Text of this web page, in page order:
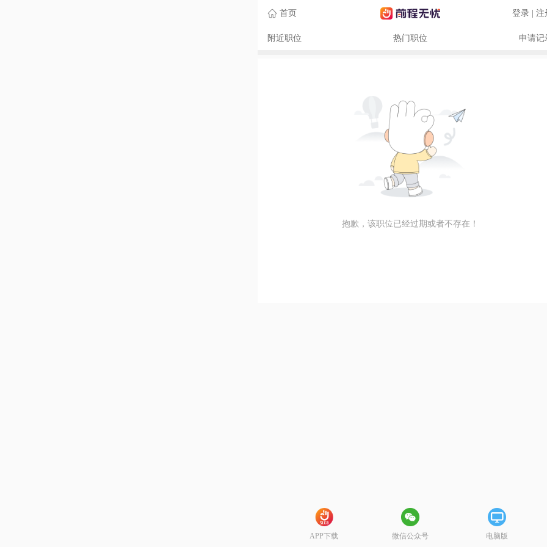
首页 登录 | 注
附近职位 热门职位 申请记
抱歉，该职位已经过期或者不存在！
APP下载 微信公众号 电脑版